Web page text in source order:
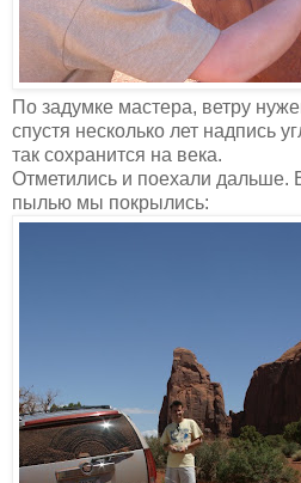
По задумке мастера, ветру
спустя несколько лет надпись
так сохранится на века.
Отметились и поехали дальше.
пылью мы покрылись: